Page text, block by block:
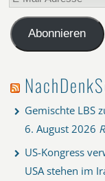
Mail-
AdresseAbonnieren
Gemischte LBS
6. August 2026
US-Kongress
USA stehen im